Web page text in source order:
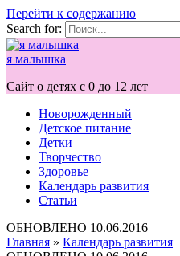
Перейти к содержанию
Search for:
я малышка
Сайт о детях с 0 до 12 лет
Новорожденный
Детское питание
Детки
Творчество
Здоровье
Календарь развития
Статьи
ОБНОВЛЕНО 10.06.2016
Главная » Календарь развития